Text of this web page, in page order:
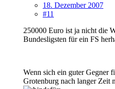
18. Dezember 2007
#11
250000 Euro ist ja nicht die
Bundesligsten für ein FS
Wenn sich ein guter Gegner
Grotenburg nach langer Zeit